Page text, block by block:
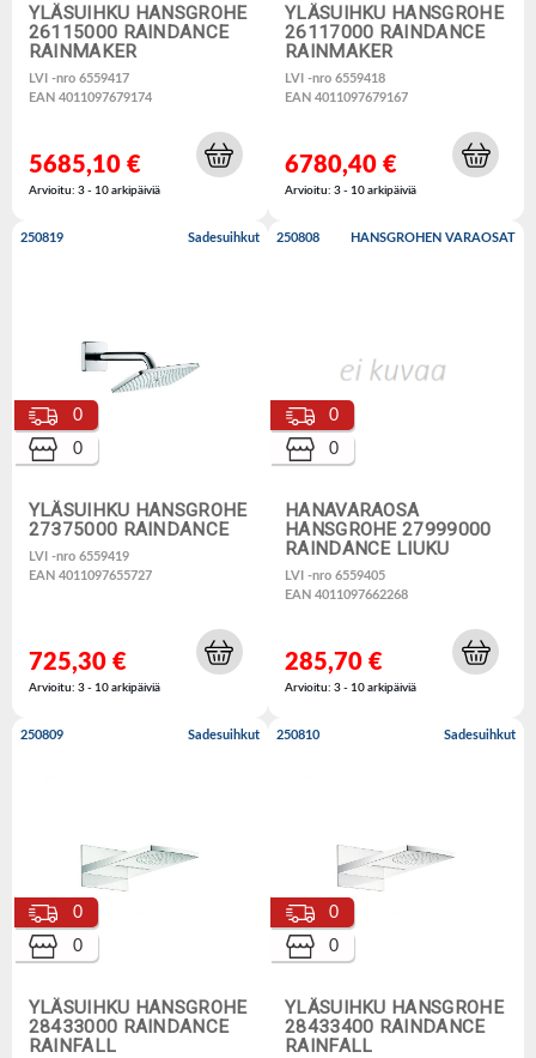
YLÄSUIHKU HANSGROHE
26115000 RAINDANCE
RAINMAKER
LVI -nro 6559417
EAN 4011097679174
5685,10 €
Arvioitu: 3 - 10 arkipäiviä
YLÄSUIHKU HANSGROHE
26117000 RAINDANCE
RAINMAKER
LVI -nro 6559418
EAN 4011097679167
6780,40 €
Arvioitu: 3 - 10 arkipäiviä
250819 Sadesuihkut
YLÄSUIHKU HANSGROHE
27375000 RAINDANCE
LVI -nro 6559419
EAN 4011097655727
0
0
725,30 €
Arvioitu: 3 - 10 arkipäiviä
250808 HANSGROHEN VARAOSAT
HANAVARAOSA
HANSGROHE 27999000
RAINDANCE LIUKU
LVI -nro 6559405
EAN 4011097662268
0
0
285,70 €
Arvioitu: 3 - 10 arkipäiviä
250809 Sadesuihkut
YLÄSUIHKU HANSGROHE
28433000 RAINDANCE
RAINFALL
0
0
250810 Sadesuihkut
YLÄSUIHKU HANSGROHE
28433400 RAINDANCE
RAINFALL
0
0